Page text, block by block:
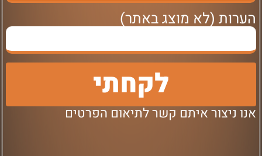
הערות (לא מוצג באתר)
לקחתי
אנו ניצור איתם קשר לתיאום הפרטים